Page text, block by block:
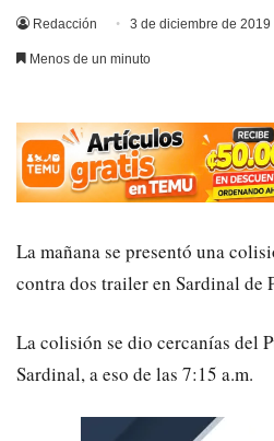
Redacción 3 de diciembre de 2019
Menos de un minuto
La mañana se presentó una
contra dos trailer en Sardinal de
La colisión se dio cercanías del
Sardinal, a eso de las 7:15 a.m.